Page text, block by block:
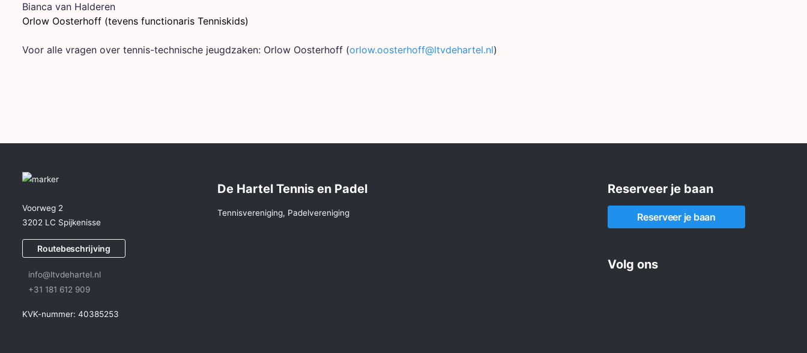
Bianca van Halderen
Orlow Oosterhoff (tevens functionaris Tenniskids)
Voor alle vragen over tennis-technische jeugdzaken: Orlow Oosterhoff (orlow.oosterhoff@ltvdehartel.nl)
Voorweg 2
3202 LC Spijkenisse
Routebeschrijving
info@ltvdehartel.nl
+31 181 612 909
KVK-nummer: 40385253
De Hartel Tennis en Padel
Tennisvereniging, Padelvereniging
Reserveer je baan
Reserveer je baan
Volg ons